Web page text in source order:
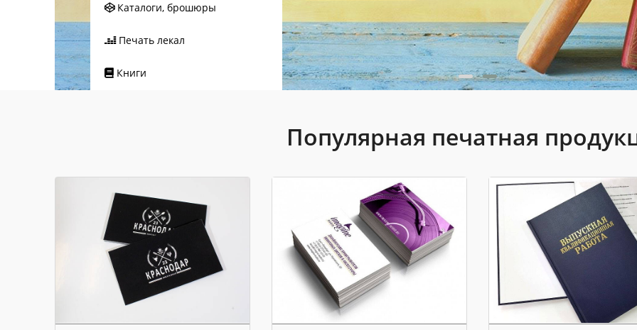
Каталоги, брошюры
Печать лекал
Книги
Популярная печатная